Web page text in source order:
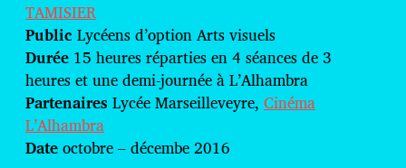
e
p
u
b
l
i
c
a
TAMISIER
Public Lycéens d’option Arts visuels
Durée 15 heures réparties en 4 séances de 3
heures et une demi-journée à L’Alhambra
Partenaires Lycée Marseilleveyre, Cinéma
L’Alhambra
Dateoctobre – décembe 2016